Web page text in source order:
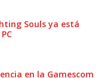
Souls ya está
en la Gamescom